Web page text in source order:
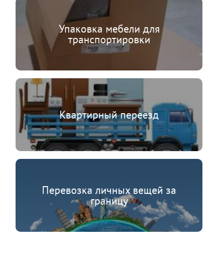
Упаковка мебели для
транспортировки
Квартирный переезд
Перевозка личных вещей за
границу